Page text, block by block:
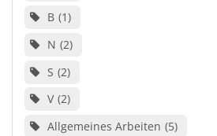
B 1
N 2
S 2
V 2
Allgemeines Arbeiten 5